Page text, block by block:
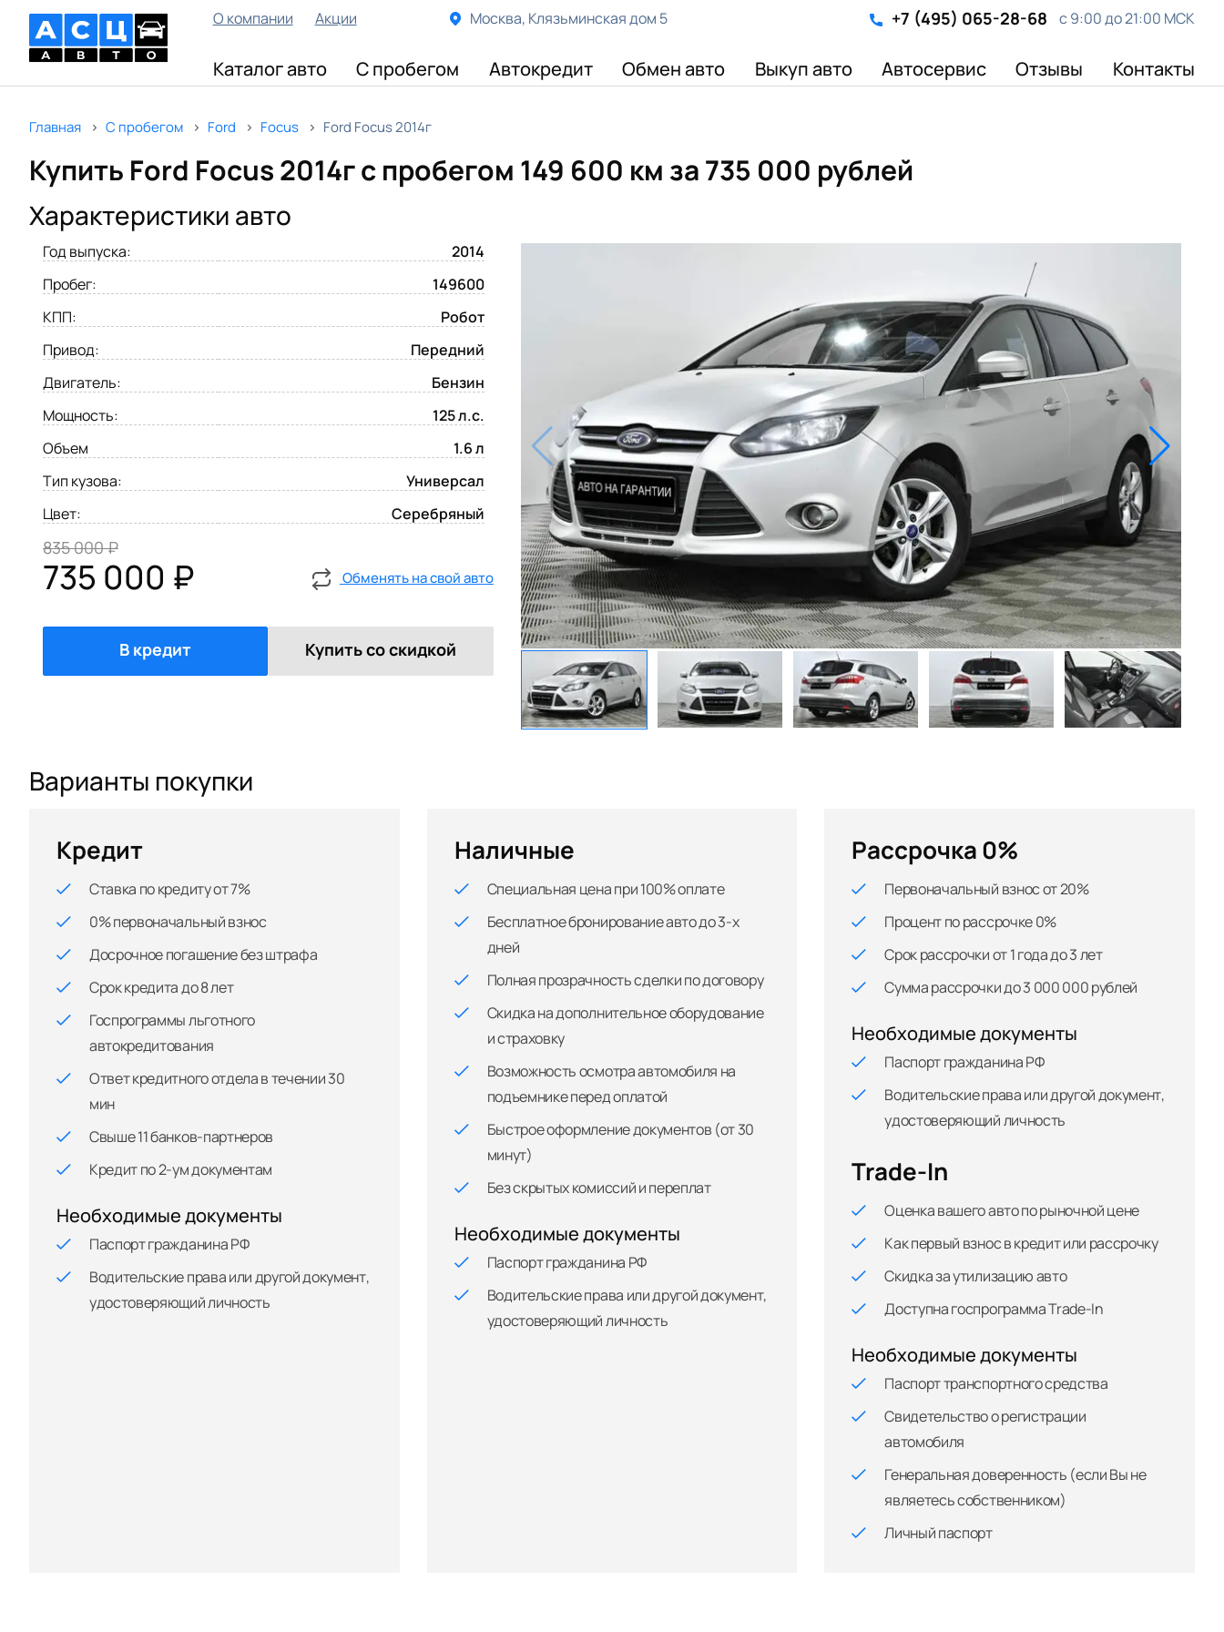
О компании Акции Москва, Клязьминская дом 5 +7 (495) 065-28-68 с 9:00 до 21:00 МСК
Каталог авто С пробегом Автокредит Обмен авто Выкуп авто Автосервис Отзывы Контакты
Главная С пробегом Ford Focus Ford Focus 2014г
Купить Ford Focus 2014г с пробегом 149 600 км за 735 000 рублей
Характеристики авто
Год выпуска:
2014
Пробег:
149600
КПП:
Робот
Привод:
Передний
Двигатель:
Бензин
Мощность:
125 л.с.
Объем
1.6 л
Тип кузова:
Универсал
Цвет:
Серебряный
835 000 ₽
735 000 ₽ Обменять на свой авто
В кредит Купить со скидкой
Варианты покупки
Кредит
Ставка по кредиту от 7%
0% первоначальный взнос
Досрочное погашение без штрафа
Срок кредита до 8 лет
Госпрограммы льготного
автокредитования
Ответ кредитного отдела в течении 30
мин
Свыше 11 банков-партнеров
Кредит по 2-ум документам
Необходимые документы
Паспорт гражданина РФ
Водительские права или другой документ,
удостоверяющий личность
Наличные
Специальная цена при 100% оплате
Бесплатное бронирование авто до 3-х
дней
Полная прозрачность сделки по договору
Скидка на дополнительное оборудование
и страховку
Возможность осмотра автомобиля на
подъемнике перед оплатой
Быстрое оформление документов (от 30
минут)
Без скрытых комиссий и переплат
Необходимые документы
Паспорт гражданина РФ
Водительские права или другой документ,
удостоверяющий личность
Рассрочка 0%
Первоначальный взнос от 20%
Процент по рассрочке 0%
Срок рассрочки от 1 года до 3 лет
Сумма рассрочки до 3 000 000 рублей
Необходимые документы
Паспорт гражданина РФ
Водительские права или другой документ,
удостоверяющий личность
Trade-In
Оценка вашего авто по рыночной цене
Как первый взнос в кредит или рассрочку
Скидка за утилизацию авто
Доступна госпрограмма Trade-In
Необходимые документы
Паспорт транспортного средства
Свидетельство о регистрации
автомобиля
Генеральная доверенность (если Вы не
являетесь собственником)
Личный паспорт